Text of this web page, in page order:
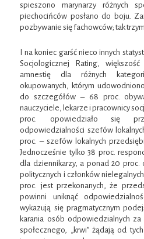
spieszono marynarzy różnych
piechocińców posłano do boju.
pozbywanie się fachowców; tak
I na koniec garść nieco innych
Socjologicznej Rating,
amnestię dla różnych
okupowanych, którym
do szczegółów – 68 proc.
nauczyciele, lekarze i pracownicy
proc. opowiedziało się
odpowiedzialności szefów
proc. – szefów lokalnych
Jednocześnie tylko 38 proc.
dla dziennikarzy, a ponad 20 proc.
politycznych i członków
proc. jest przekonanych, że
powinni uniknąć
wykazują się pragmatycznym
karania osób odpowiedzialnych
społecznego, „krwi” żądają od